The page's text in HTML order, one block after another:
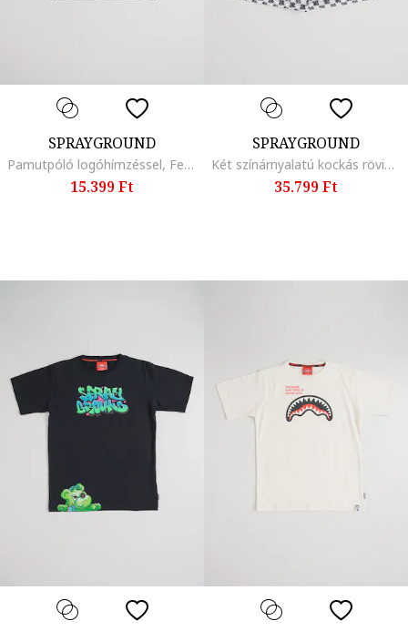
SPRAYGROUND
Pamutpóló logóhímzéssel, Fekete
15.399 Ft
SPRAYGROUND
Két színárnyalatú kockás rövidnadrág, Törtfehér/Sötétszürke
35.799 Ft